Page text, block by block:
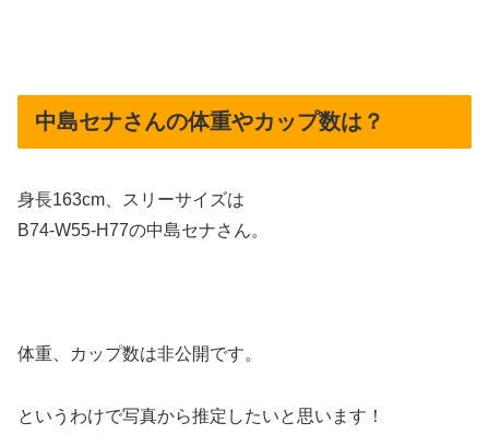
中島セナさんの体重やカップ数は？
身長163cm、スリーサイズは
B74-W55-H77の中島セナさん。
体重、カップ数は非公開です。
というわけで写真から推定したいと思います！